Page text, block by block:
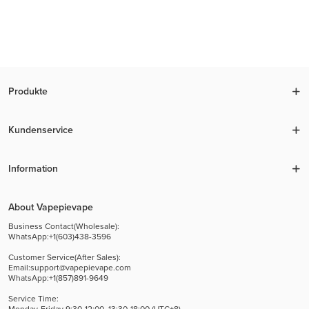
Produkte
Kundenservice
Information
About Vapepievape
Business Contact(Wholesale):
WhatsApp:+1(603)438-3596
Customer Service(After Sales):
Email:support@vapepievape.com
WhatsApp:+1(857)891-9649
Service Time: